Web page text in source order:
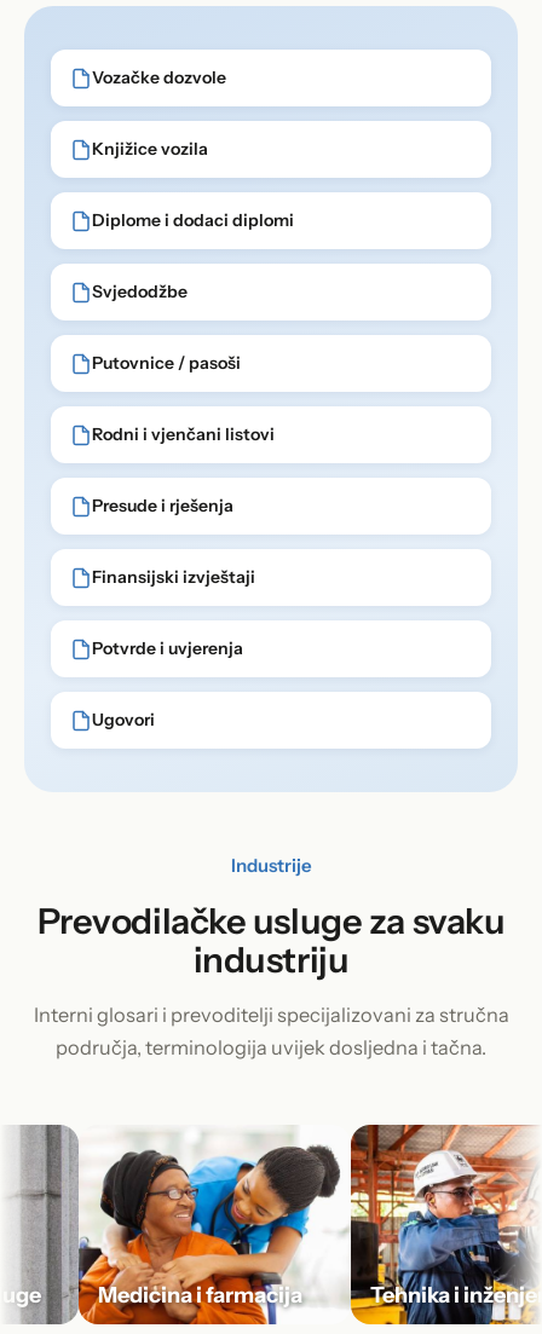
Vozačke dozvole
Knjižice vozila
Diplome i dodaci diplomi
Svjedodžbe
Putovnice / pasoši
Rodni i vjenčani listovi
Presude i rješenja
Finansijski izvještaji
Potvrde i uvjerenja
Ugovori
Industrije
Prevodilačke usluge za svaku
industriju
Interni glosari i prevoditelji specijalizovani za stručna
područja, terminologija uvijek dosljedna i tačna.
Medicina i farmacija Tehnika i